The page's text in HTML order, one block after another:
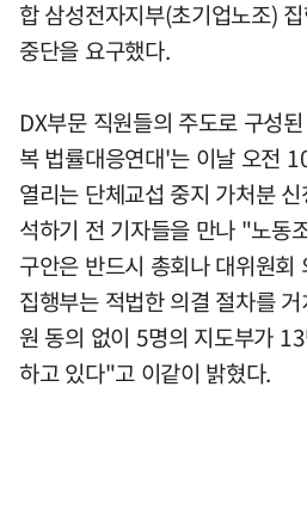
합 삼성전자지부(초기업노조)
중단을 요구했다.
DX부문 직원들의 주도로 구성
복 법률대응연대'는 이날 오전
열리는 단체교섭 중지 가처분
석하기 전 기자들을 만나 "노동
구안은 반드시 총회나 대위원회
집행부는 적법한 의결 절차를
원 동의 없이 5명의 지도부가
하고 있다"고 이같이 밝혔다.